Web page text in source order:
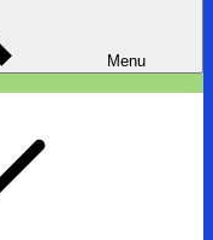
Menu